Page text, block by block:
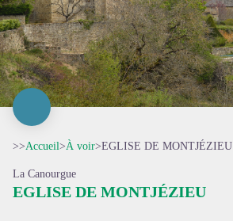
>>Accueil>À voir>EGLISE DE MONTJÉZIEU
La Canourgue
EGLISE DE MONTJÉZIEU